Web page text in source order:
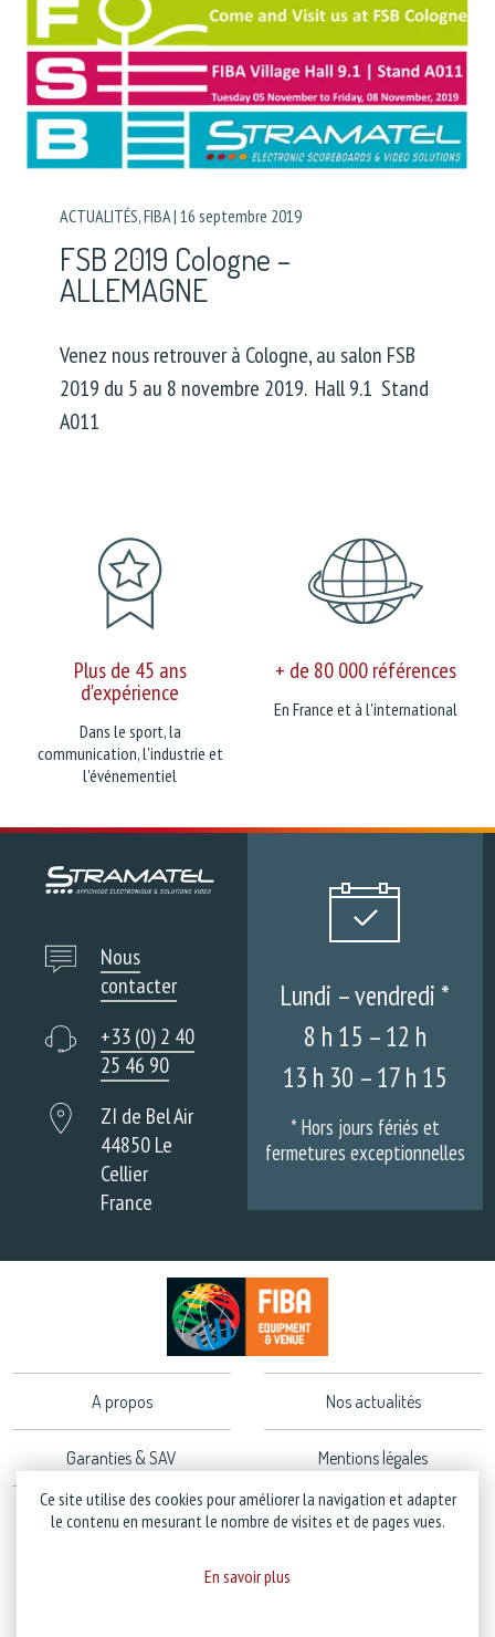
ACTUALITÉS,FIBA| 16 septembre 2019
FSB 2019 Cologne –
ALLEMAGNE
Venez nous retrouver à Cologne, au salon FSB
2019 du 5 au 8 novembre 2019. Hall 9.1 Stand
A011
Plus de 45 ans
d'expérience
Dans le sport, la
communication, l'industrie et
l'événementiel
+ de 80 000 références
En France et à l'international
Nous
contacter
+33 (0) 2 40
25 46 90
ZI de Bel Air
44850 Le
Cellier
France
Lundi – vendredi *
8 h 15 – 12 h
13 h 30 – 17 h 15
* Hors jours fériés et
fermetures exceptionnelles
A propos Nos actualités
Garanties & SAV Mentions légales
Politique de confidentialité
Ce site utilise des cookies pour améliorer la navigation et adapter
le contenu en mesurant le nombre de visites et de pages vues.
En savoir plus